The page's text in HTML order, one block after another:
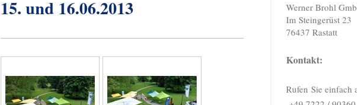
15. und 16.06.2013
Werner Brohl
Im Steingerüst 23
76437 Rastatt
Kontakt:
Rufen Sie einfach